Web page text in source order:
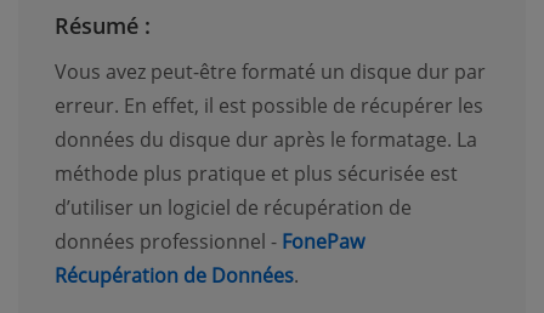
Résumé :
Vous avez peut-être formaté un disque dur par
erreur. En effet, il est possible de récupérer les
données du disque dur après le formatage. La
méthode plus pratique et plus sécurisée est
d’utiliser un logiciel de récupération de
données professionnel - FonePaw
Récupération de Données.